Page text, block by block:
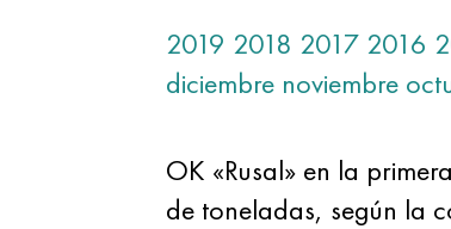
2019 2018 2017 2016
diciembre noviembre
OK «Rusal» en la
de toneladas, según la